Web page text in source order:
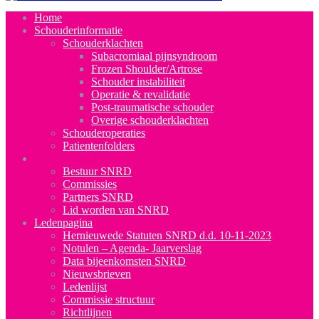
Home
Schouderinformatie
Schouderklachten
Subacromiaal pijnsyndroom
Frozen Shoulder/Artrose
Schouder instabiliteit
Operatie & revalidatie
Post-traumatische schouder
Overige schouderklachten
Schouderoperaties
Patientenfolders
Bestuur SNRD
Commissies
Partners SNRD
Lid worden van SNRD
Ledenpagina
Hernieuwede Statuten SNRD d.d. 10-11-2023
Notulen – Agenda- Jaarverslag
Data bijeenkomsten SNRD
Nieuwsbrieven
Ledenlijst
Commissie structuur
Richtlijnen